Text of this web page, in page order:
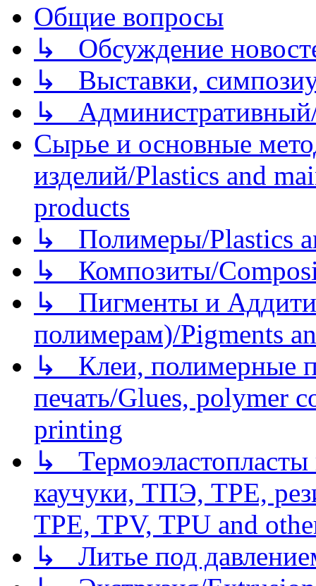
Общие вопросы
↳ Обсуждение
↳ Выставки,
↳
Сырье и основные
изделий/Plastics and
products
↳ Полимеры/Plastics
↳ Композиты/
↳ Пигменты и
полимерам)/Pigments
↳ Клеи, полимерные
печать/Glues, polymer
printing
↳
каучуки, ТПЭ, TPE,
TPE, TPV, TPU and
↳ Литье под